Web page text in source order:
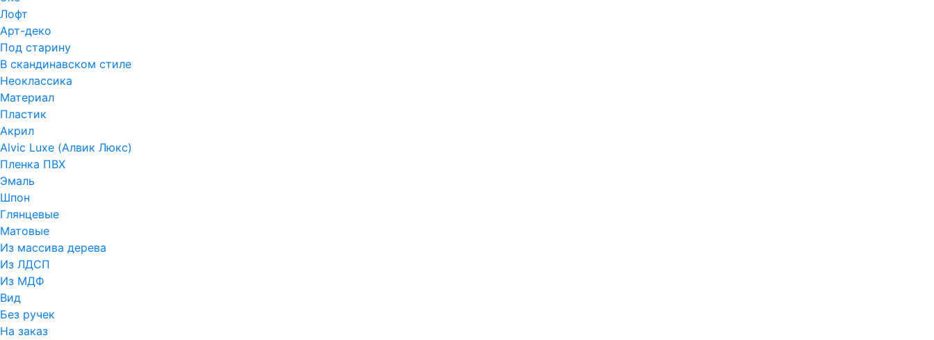
Лофт
Арт-деко
Под старину
В скандинавском стиле
Неоклассика
Материал
Пластик
Акрил
Alvic Luxe (Алвик Люкс)
Пленка ПВХ
Эмаль
Шпон
Глянцевые
Матовые
Из массива дерева
Из ЛДСП
Из МДФ
Вид
Без ручек
На заказ